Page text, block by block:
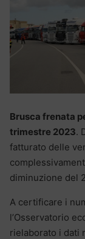
Brusca frenata
trimestre 2023.
fatturato delle
diminuzione del
A certificare i
l’Osservatorio
rielaborato i dati